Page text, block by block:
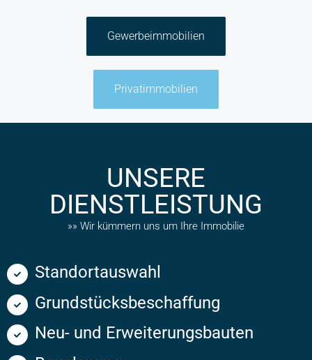
Gewerbeimmobilien
Privatimmobilien
UNSERE
DIENSTLEISTUNG
»» Wir kümmern uns um Ihre Immobilie
Standortauswahl
Grundstücksbeschaffung
Neu- und Erweiterungsbauten